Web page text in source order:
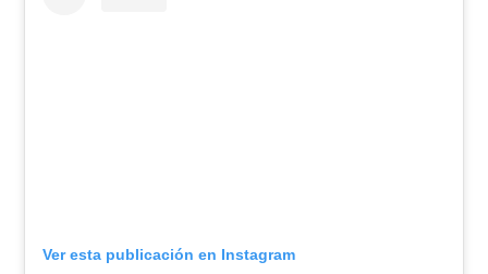
Ver esta publicación en Instagram